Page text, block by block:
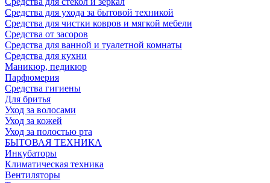
Средства для ухода за бытовой техникой
Средства для чистки ковров и мягкой мебели
Средства от засоров
Средства для ванной и туалетной комнаты
Средства для кухни
Маникюр, педикюр
Парфюмерия
Средства гигиены
Для бритья
Уход за волосами
Уход за кожей
Уход за полостью рта
БЫТОВАЯ ТЕХНИКА
Инкубаторы
Климатическая техника
Вентиляторы